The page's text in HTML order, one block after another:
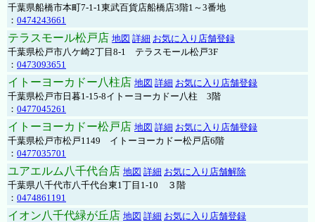
千葉県船橋市本町7-1-1東武百貨店船橋店3階1～3番地
： 0474243661
テラスモール松戸店 地図 詳細 お気に入り店舗登録
千葉県松戸市八ケ崎2丁目8-1 テラスモール松戸3F
： 0473093651
イトーヨーカドー八柱店 地図 詳細 お気に入り店舗登録
千葉県松戸市日暮1-15-8イトーヨーカドー八柱 3階
： 0477045261
イトーヨーカドー松戸店 地図 詳細 お気に入り店舗登録
千葉県松戸市松戸1149 イトーヨーカドー松戸店6階
： 0477035701
ユアエルム八千代台店 地図 詳細 お気に入り店舗解除
千葉県八千代市八千代台東1丁目1-10 ３階
： 0474861191
イオン八千代緑が丘店 地図 詳細 お気に入り店舗登録